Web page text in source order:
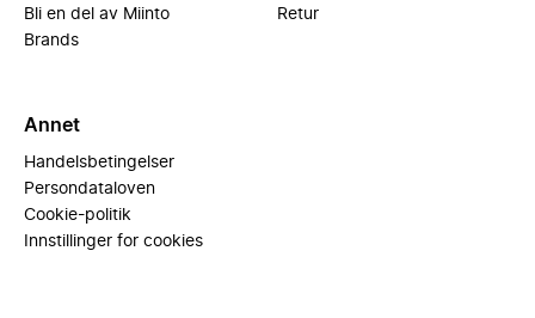
Bli en del av Miinto
Brands
Retur
Annet
Handelsbetingelser
Persondataloven
Cookie-politik
Innstillinger for cookies